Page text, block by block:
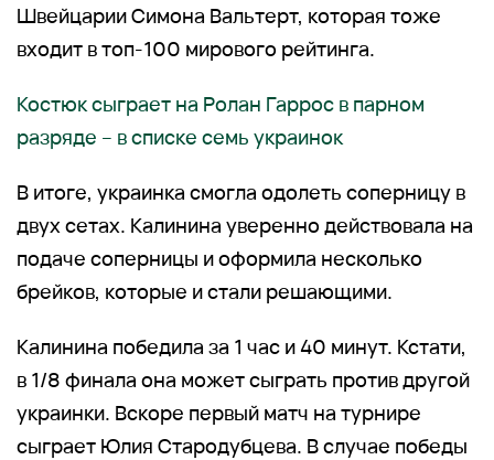
Швейцарии Симона Вальтерт, которая тоже
входит в топ-100 мирового рейтинга.
Костюк сыграет на Ролан Гаррос в парном
разряде – в списке семь украинок
В итоге, украинка смогла одолеть соперницу в
двух сетах. Калинина уверенно действовала на
подаче соперницы и оформила несколько
брейков, которые и стали решающими.
Калинина победила за 1 час и 40 минут. Кстати,
в 1/8 финала она может сыграть против другой
украинки. Вскоре первый матч на турнире
сыграет Юлия Стародубцева. В случае победы